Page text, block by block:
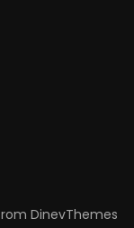
DinevThemes